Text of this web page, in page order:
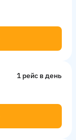
1 рейс в день